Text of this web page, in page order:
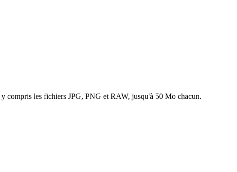
compris les fichiers JPG, PNG et RAW, jusqu'à 50 Mo chacun.